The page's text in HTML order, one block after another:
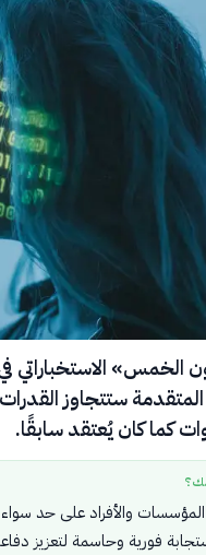
ستتجاوز
كما كان يُعتقد سابقًا.
والأفراد على حد سواء
فورية وحاسمة لتعزيز